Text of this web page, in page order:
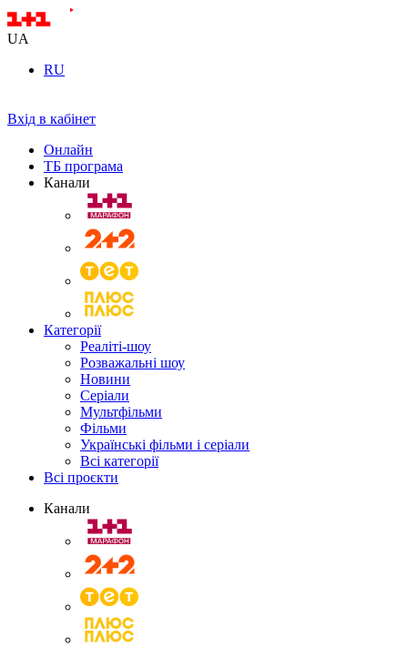
UA
RU
Вхід в кабінет
Онлайн
ТБ програма
Канали
Категорії
Реаліті-шоу
Розважальні шоу
Новини
Серіали
Мультфільми
Фільми
Українські фільми і серіали
Всі категорії
Всі проєкти
Канали